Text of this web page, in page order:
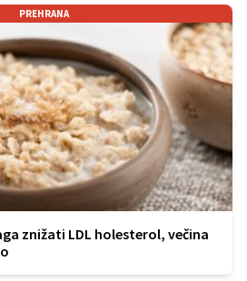
PREHRANA
znižati LDL holesterol, večina